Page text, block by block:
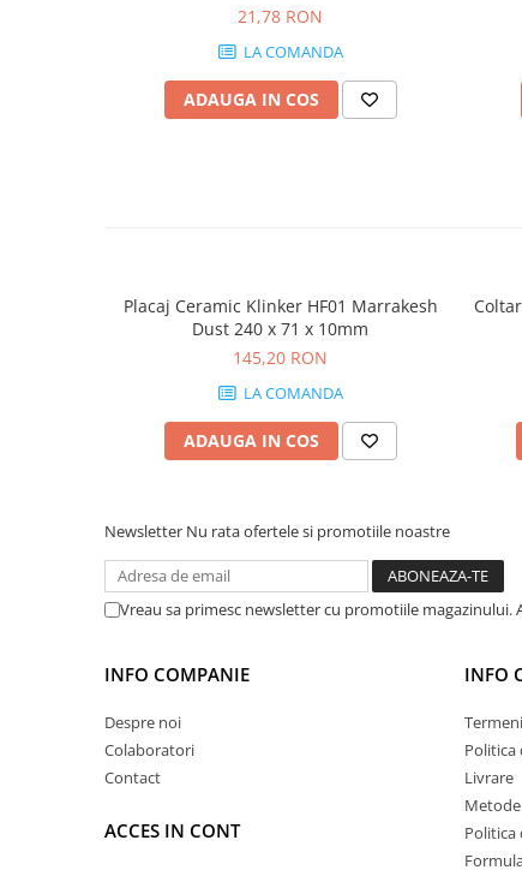
21,78 RON
LA COMANDA
ADAUGA IN COS
Placaj Ceramic Klinker HF01 Marrakesh
Dust 240 x 71 x 10mm
145,20 RON
LA COMANDA
ADAUGA IN COS
Newsletter Nu rata ofertele si promotiile noastre
Vreau sa primesc newsletter cu promotiile magazinului.
INFO COMPANIE
Despre noi
Colaboratori
Contact
ACCES IN CONT
INFO
Livrare
Politica